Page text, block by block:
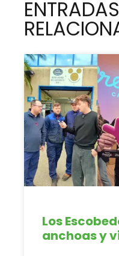
ENTRADAS
Los
anchoas y